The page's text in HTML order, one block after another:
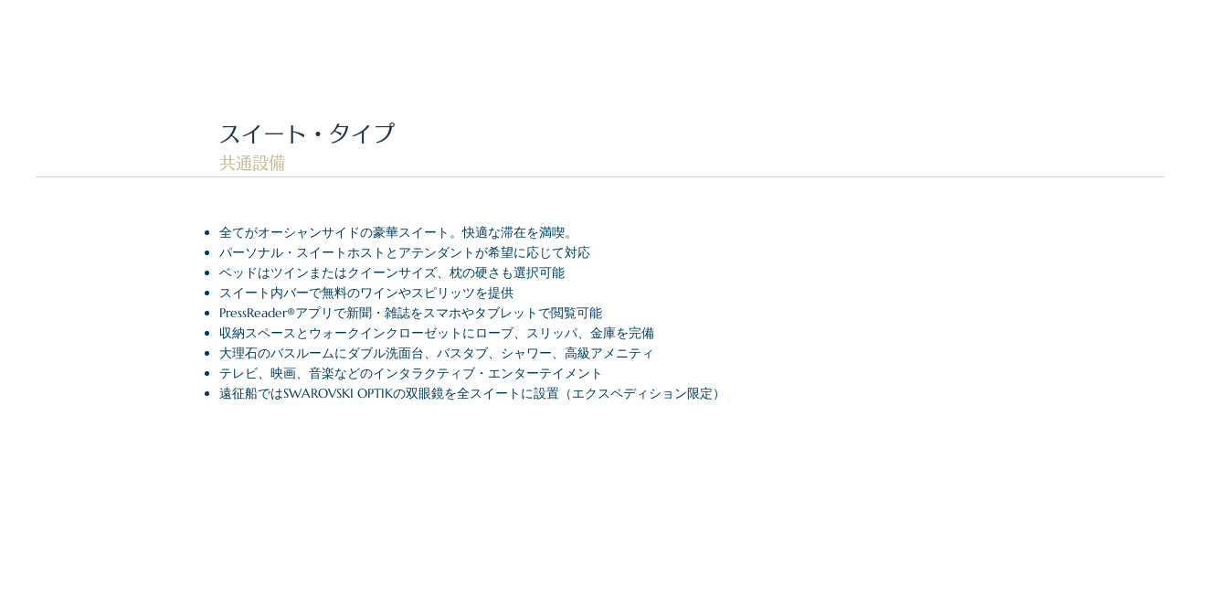
​スイート・タイプ
共通設備
全てがオーシャンサイドの豪華スイート。快適な滞在を満喫。
パーソナル・スイートホストとアテンダントが希望に応じて対応
ベッドはツインまたはクイーンサイズ、枕の硬さも選択可能
スイート内バーで無料のワインやスピリッツを提供
PressReader®アプリで新聞・雑誌をスマホやタブレットで閲覧可能
収納スペースとウォークインクローゼットにローブ、スリッパ、金庫を完備
大理石のバスルームにダブル洗面台、バスタブ、シャワー、高級アメニティ
テレビ、映画、音楽などのインタラクティブ・エンターテイメント
遠征船ではSWAROVSKI OPTIKの双眼鏡を全スイートに設置（エクスペディション限定）